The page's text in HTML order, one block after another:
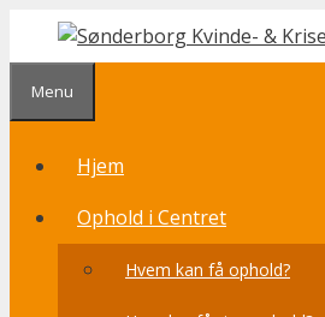
indhold
Menu
Hjem
Ophold i Centret
Hvem kan få ophold?